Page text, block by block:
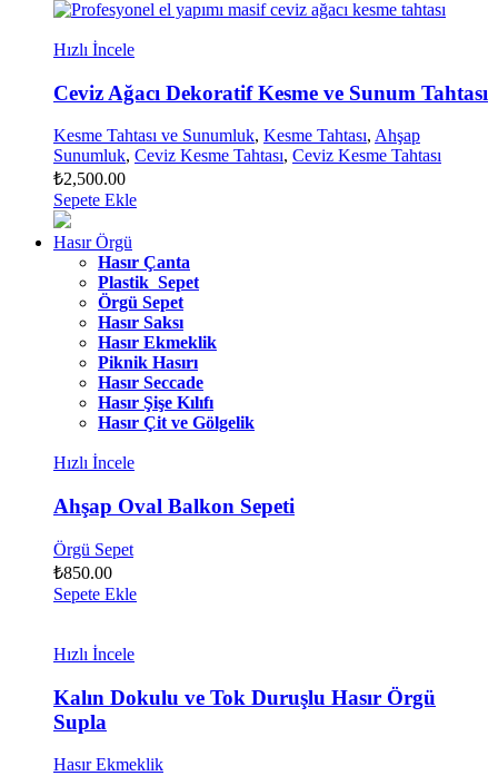
Hızlı İncele
Ceviz Ağacı Dekoratif Kesme ve Sunum Tahtası
Kesme Tahtası ve Sunumluk, Kesme Tahtası, Ahşap
Sunumluk, Ceviz Kesme Tahtası, Ceviz Kesme Tahtası
₺2,500.00
Sepete Ekle
Hasır Örgü
Hasır Çanta
Plastik Sepet
Örgü Sepet
Hasır Saksı
Hasır Ekmeklik
Piknik Hasırı
Hasır Seccade
Hasır Şişe Kılıfı
Hasır Çit ve Gölgelik
Hızlı İncele
Ahşap Oval Balkon Sepeti
Örgü Sepet
₺850.00
Sepete Ekle
Hızlı İncele
Kalın Dokulu ve Tok Duruşlu Hasır Örgü
Supla
Hasır Ekmeklik